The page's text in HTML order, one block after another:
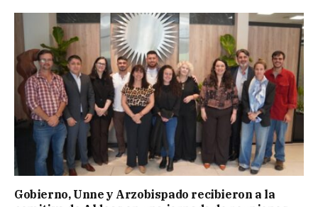
Gobierno, Unne y Arzobispado recibieron a la